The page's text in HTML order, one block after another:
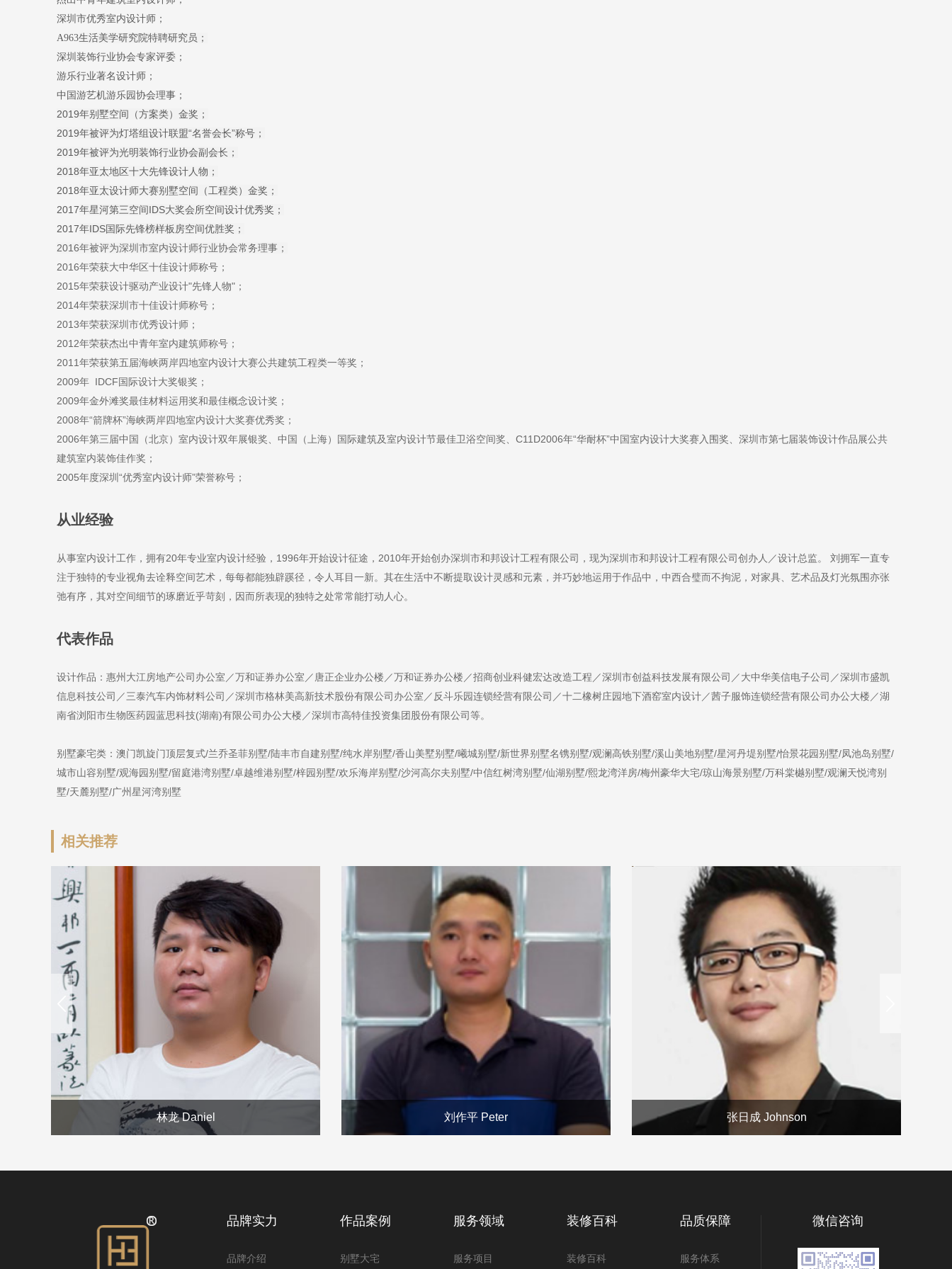
深圳市优秀室内设计师；
A963生活美学研究院特聘研究员；
深圳装饰行业协会专家评委；
游乐行业著名设计师；
中国游艺机游乐园协会理事；
2019年别墅空间（方案类）金奖；
2019年被评为灯塔组设计联盟“名誉会长”称号；
2019年被评为光明装饰行业协会副会长；
2018年亚太地区十大先锋设计人物；
2018年亚太设计师大赛别墅空间（工程类）金奖；
2017年星河第三空间IDS大奖会所空间设计优秀奖；
2017年IDS国际先锋榜样板房空间优胜奖；
2016年被评为深圳市室内设计师行业协会常务理事；
2016年荣获大中华区十佳设计师称号；
2015年荣获设计驱动产业设计"先锋人物"；
2014年荣获深圳市十佳设计师称号；
2013年荣获深圳市优秀设计师；
2012年荣获杰出中青年室内建筑师称号；
2011年荣获第五届海峡两岸四地室内设计大赛公共建筑工程类一等奖；
2009年 IDCF国际设计大奖银奖；
2009年金外滩奖最佳材料运用奖和最佳概念设计奖；
2008年“箭牌杯”海峡两岸四地室内设计大奖赛优秀奖；
2006年第三届中国（北京）室内设计双年展银奖、中国（上海）国际建筑及室内设计节最佳卫浴空间奖、C11D2006年“华耐杯”中国室内设计大奖赛入围奖、深圳市第七届装饰设计作品展公共
建筑室内装饰佳作奖；
2005年度深圳“优秀室内设计师”荣誉称号；
从业经验
从事室内设计工作，拥有20年专业室内设计经验，1996年开始设计征途，2010年开始创办深圳市和邦设计工程有限公司，现为深圳市和邦设计工程有限公司创办人／设计总监。 刘拥军一直专
注于独特的专业视角去诠释空间艺术，每每都能独辟蹊径，令人耳目一新。其在生活中不断提取设计灵感和元素，并巧妙地运用于作品中，中西合璧而不拘泥，对家具、艺术品及灯光氛围亦张
弛有序，其对空间细节的琢磨近乎苛刻，因而所表现的独特之处常常能打动人心。
代表作品
设计作品：惠州大江房地产公司办公室／万和证券办公室／唐正企业办公楼／万和证券办公楼／招商创业科健宏达改造工程／深圳市创益科技发展有限公司／大中华美信电子公司／深圳市盛凯
信息科技公司／三泰汽车内饰材料公司／深圳市格林美高新技术股份有限公司办公室／反斗乐园连锁经营有限公司／十二橡树庄园地下酒窑室内设计／茜子服饰连锁经营有限公司办公大楼／湖
南省浏阳市生物医药园蓝思科技(湖南)有限公司办公大楼／深圳市高特佳投资集团股份有限公司等。
别墅豪宅类：澳门凯旋门顶层复式/兰乔圣菲别墅/陆丰市自建别墅/纯水岸别墅/香山美墅别墅/曦城别墅/新世界别墅名镌别墅/观澜高铁别墅/溪山美地别墅/星河丹堤别墅/怡景花园别墅/凤池岛别墅/
城市山容别墅/观海园别墅/留庭港湾别墅/卓越维港别墅/梓园别墅/欢乐海岸别墅/沙河高尔夫别墅/中信红树湾别墅/仙湖别墅/熙龙湾洋房/梅州豪华大宅/琼山海景别墅/万科棠樾别墅/观澜天悦湾别
墅/天麓别墅/广州星河湾别墅
相关推荐
林龙 Daniel 刘作平 Peter 张日成 Johnson
品牌实力
品牌介绍
作品案例
别墅大宅
服务领域
服务项目
装修百科
装修百科
品质保障
服务体系
微信咨询